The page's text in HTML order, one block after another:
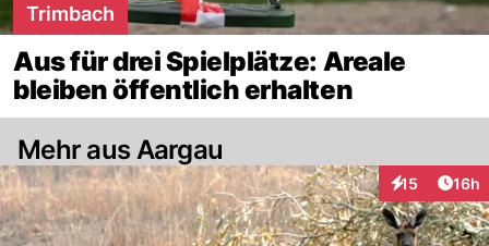
Trimbach
Aus für drei Spielplätze: Areale
bleiben öffentlich erhalten
Mehr aus Aargau
15
Interaktionen
16h